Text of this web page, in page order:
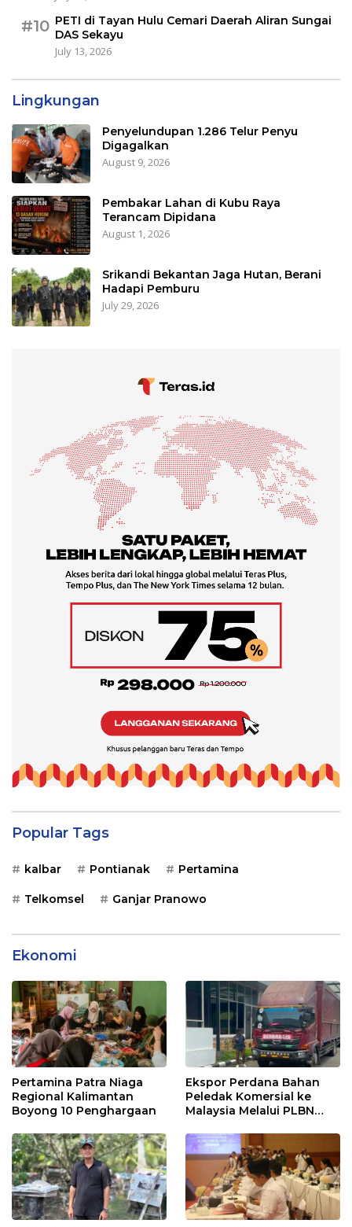
#10 PETI di Tayan Hulu Cemari Daerah Aliran Sungai
DAS Sekayu
July 13, 2026
Lingkungan
Penyelundupan 1.286 Telur Penyu
Digagalkan
August 9, 2026
Pembakar Lahan di Kubu Raya
Terancam Dipidana
August 1, 2026
Srikandi Bekantan Jaga Hutan, Berani
Hadapi Pemburu
July 29, 2026
Popular Tags
kalbar Pontianak Pertamina
Telkomsel Ganjar Pranowo
Ekonomi
Pertamina Patra Niaga
Regional Kalimantan
Boyong 10 Penghargaan
Ekspor Perdana Bahan
Peledak Komersial ke
Malaysia Melalui PLBN